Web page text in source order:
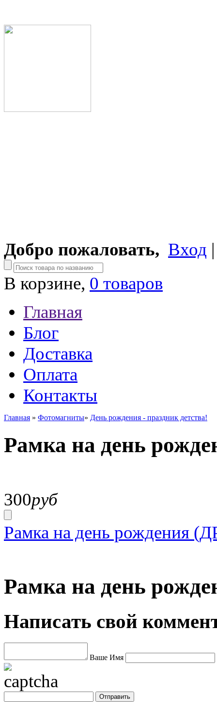
Добро пожаловать, Вход
В корзине, 0 товаров
Главная
Блог
Доставка
Оплата
Контакты
Главная » Фотомагниты» День рождения - праздник детства!
Рамка на день
300руб
Рамка на день рождения
Рамка на день
Написать свой
Ваше Имя